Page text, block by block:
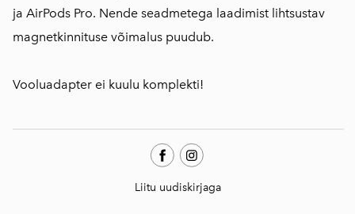
ja AirPods Pro. Nende seadmetega laadimist lihtsustav
magnetkinnituse võimalus puudub.
Vooluadapter ei kuulu komplekti!
Liitu uudiskirjaga